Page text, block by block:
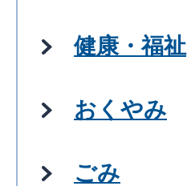
健康・福祉
おくやみ
ごみ